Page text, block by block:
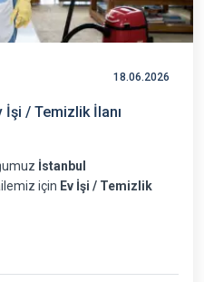
18.06.2026
Zekeriyaköy'de Ev İşi / Temizlik İlanı
İstanbul
için Ev İşi / Temizlik